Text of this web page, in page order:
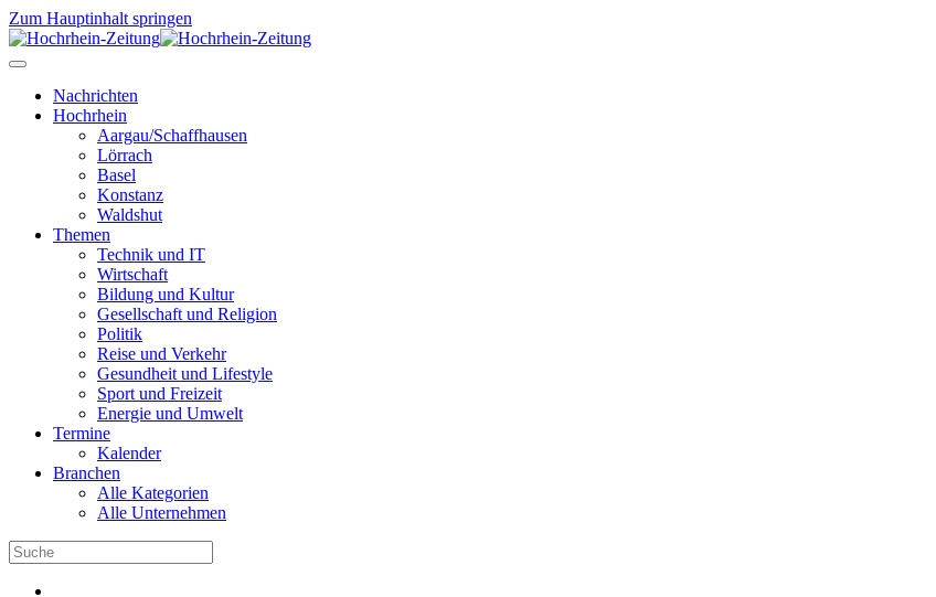
Zum Hauptinhalt springen
Nachrichten
Hochrhein
Aargau/Schaffhausen
Lörrach
Basel
Konstanz
Waldshut
Themen
Technik und IT
Wirtschaft
Bildung und Kultur
Gesellschaft und Religion
Politik
Reise und Verkehr
Gesundheit und Lifestyle
Sport und Freizeit
Energie und Umwelt
Termine
Kalender
Branchen
Alle Kategorien
Alle Unternehmen